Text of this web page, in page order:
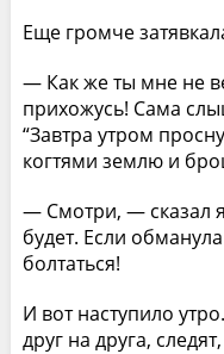
Еще громче
— Как же ты мне не
прихожусь! Сама
“Завтра утром
когтями землю и
— Смотри, — сказал
будет. Если
болтаться!
И вот наступило
друг на друга,